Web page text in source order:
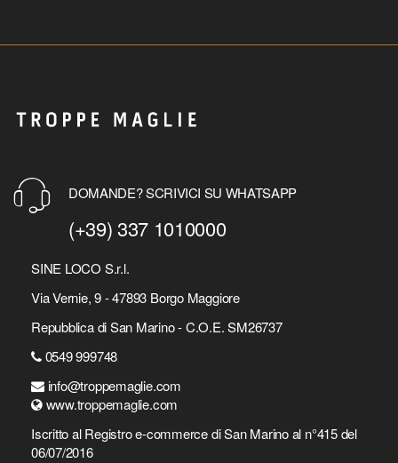
DOMANDE? SCRIVICI SU WHATSAPP
(+39) 337 1010000
SINE LOCO S.r.l.
Via Vernie, 9 - 47893 Borgo Maggiore
Repubblica di San Marino - C.O.E. SM26737
0549 999748
info@troppemaglie.com
www.troppemaglie.com
Iscritto al Registro e-commerce di San Marino al n°415 del
06/07/2016